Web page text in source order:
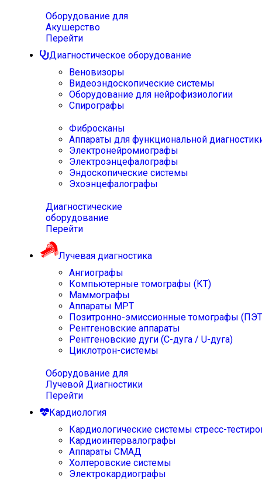
Оборудование для
Акушерство
Перейти
Диагностическое оборудование
Веновизоры
Видеоэндоскопические системы
Оборудование для нейрофизиологии
Спирографы
Фибросканы
Аппараты для функциональной
Электронейромиографы
Электроэнцефалографы
Эндоскопические системы
Эхоэнцефалографы
Диагностические
оборудование
Перейти
Лучевая диагностика
Ангиографы
Компьютерные томографы (КТ)
Маммографы
Аппараты МРТ
Позитронно-эмиссионные томографы
Рентгеновские аппараты
Рентгеновские дуги (С-дуга / U-дуга)
Циклотрон-системы
Оборудование для
Лучевой Диагностики
Перейти
Кардиология
Кардиологические системы стресс-
Кардиоинтервалографы
Аппараты СМАД
Холтеровские системы
Электрокардиографы